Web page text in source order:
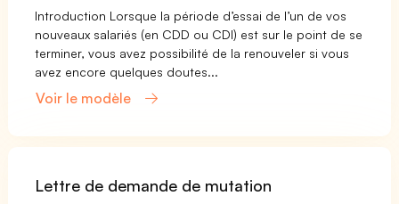
Introduction Lorsque la période d’essai de l’un de vos
nouveaux salariés (en CDD ou CDI) est sur le point de se
terminer, vous avez possibilité de la renouveler si vous
avez encore quelques doutes...
Voir le modèle
Lettre de demande de mutation